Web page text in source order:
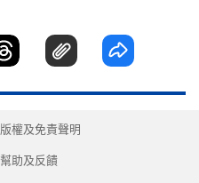
版權及免責聲明
幫助及反饋